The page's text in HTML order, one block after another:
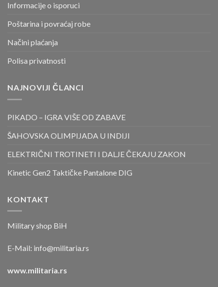
Informacije o isporuci
Poštarina i povraćaj robe
Načini plaćanja
Polisa privatnosti
NAJNOVIJI ČLANCI
PIKADO – IGRA VIŠE OD ZABAVE
ŠAHOVSKA OLIMPIJADA U INDIJI
ELEKTRIČNI TROTINETI I DALJE ČEKAJU ZAKON
Kinetic Gen2 Taktičke Pantalone DIG
KONTAKT
Military shop BiH
E-Mail: info@militaria.rs
www.militaria.rs